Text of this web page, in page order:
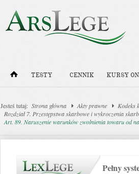
TESTY CENNIK KURSY
Jesteś tutaj: Strona główna Akty prawne Kodeks
Rozdział 7. Przestępstwa skarbowe i wykroczenia
Art. 89. Naruszenie warunków zwolnienia towaru od
Pełny